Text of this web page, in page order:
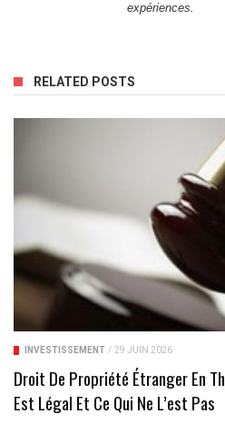
expériences.
RELATED POSTS
INVESTISSEMENT / 29 JUIN 2026
Droit De Propriété Étranger En
Est Légal Et Ce Qui Ne L’est Pas